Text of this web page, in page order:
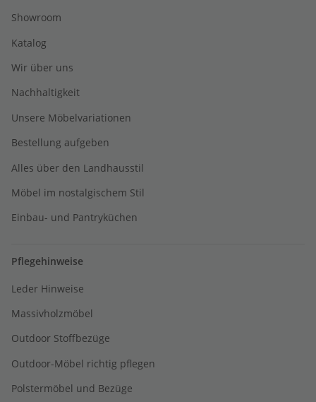
Showroom
Katalog
Wir über uns
Nachhaltigkeit
Unsere Möbelvariationen
Bestellung aufgeben
Alles über den Landhausstil
Möbel im nostalgischem Stil
Einbau- und Pantryküchen
Pflegehinweise
Leder Hinweise
Massivholzmöbel
Outdoor Stoffbezüge
Outdoor-Möbel richtig pflegen
Polstermöbel und Bezüge